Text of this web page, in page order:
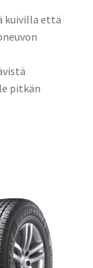
kuivilla että
pitkän